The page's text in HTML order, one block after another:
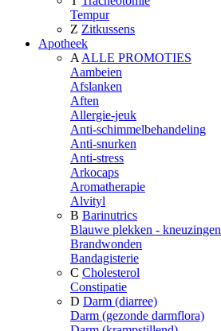
Tempur
Z Zitkussens
Apotheek
A ALLE PROMOTIES
Aambeien
Afslanken
Aften
Allergie-jeuk
Anti-schimmelbehandeling
Anti-snurken
Anti-stress
Arkocaps
Aromatherapie
Alvityl
B Barinutrics
Blauwe plekken - kneuzingen
Brandwonden
Bandagisterie
C Cholesterol
Constipatie
D Darm (diarree)
Darm (gezonde darmflora)